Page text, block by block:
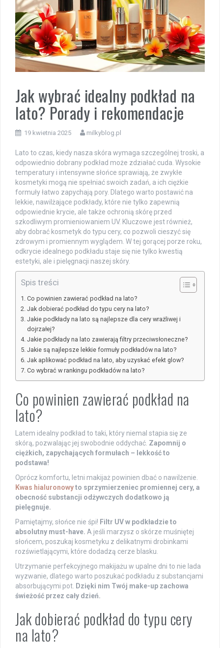
Jak wybrać idealny podkład na
lato? Porady i rekomendacje
19 kwietnia 2025 milkyblog.pl
Lato to czas, kiedy nasza skóra wymaga szczególnej troski, a
odpowiednio dobrany podkład może zdziałać cuda. Wysokie
temperatury i intensywne słońce sprawiają, że zwykłe
kosmetyki mogą nie spełniać swoich zadań, a ich ciężkie
formuły łatwo zapychają pory. Dlatego warto postawić na
lekkie, nawilżające podkłady, które nie tylko zapewnią
odpowiednie krycie, ale także ochronią skórę przed
szkodliwym promieniowaniem UV. Kluczowe jest również,
aby dobrać kosmetyk do typu cery, co pozwoli cieszyć się
zdrowym i promiennym wyglądem. W tej gorącej porze roku,
odkrycie idealnego podkładu staje się nie tylko kwestią
estetyki, ale i pielęgnacji naszej skóry.
Spis treści
Co powinien zawierać podkład na lato?
Jak dobierać podkład do typu cery na lato?
Jakie podkłady na lato są najlepsze dla cery wrażliwej i
dojrzałej?
Jakie podkłady na lato zawierają filtry przeciwsłoneczne?
Jakie są najlepsze lekkie formuły podkładów na lato?
Jak aplikować podkład na lato, aby uzyskać efekt glow?
Co wybrać w rankingu podkładów na lato?
Co powinien zawierać podkład na
lato?
Latem idealny podkład to taki, który niemal stapia się ze
skórą, pozwalając jej swobodnie oddychać. Zapomnij o
ciężkich, zapychających formułach – lekkość to
podstawa!
Oprócz komfortu, letni makijaż powinien dbać o nawilżenie.
Kwas hialuronowyto sprzymierzeniec promiennej cery, a
obecność substancji odżywczych dodatkowo ją
pielęgnuje.
Pamiętajmy, słońce nie śpi! Filtr UV w podkładzie to
absolutny must-have. A jeśli marzysz o skórze muśniętej
słońcem, poszukaj kosmetyku z delikatnymi drobinkami
rozświetlającymi, które dodadzą cerze blasku.
Utrzymanie perfekcyjnego makijażu w upalne dni to nie lada
wyzwanie, dlatego warto poszukać podkładu z substancjami
absorbującymi pot. Dzięki nim Twój make-up zachowa
świeżość przez cały dzień.
Jak dobierać podkład do typu cery
na lato?